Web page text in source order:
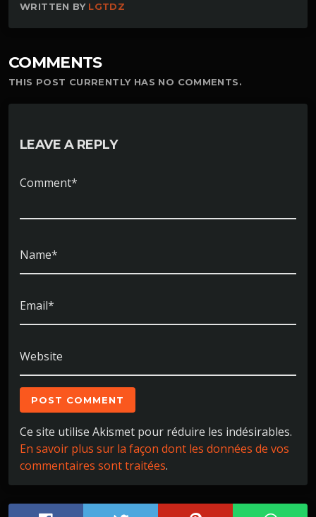
WRITTEN BY LGTDZ
COMMENTS
THIS POST CURRENTLY HAS NO COMMENTS.
LEAVE A REPLY
Comment*
Name*
Email*
Website
Ce site utilise Akismet pour réduire les indésirables.
En savoir plus sur la façon dont les données de vos
commentaires sont traitées.